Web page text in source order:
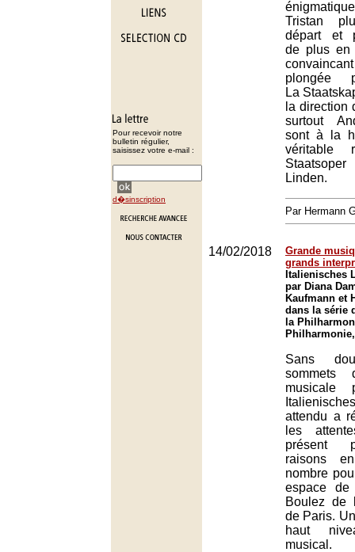
Pour recevoir notre
bulletin régulier,
saisissez votre e-mail :
d�sinscription
Tristan
départ et
de plus en
plongée
La
la direction
surtout
sont à la
véritable
Linden.
Par Hermann
14/02/2018
Grande
grands
Italienisches
par Diana
Kaufmann et
dans la série
la
Sans
musicale
attendu a
les
présent
raisons
nombre
espace
Boulez de
de Paris.
haut
musical.